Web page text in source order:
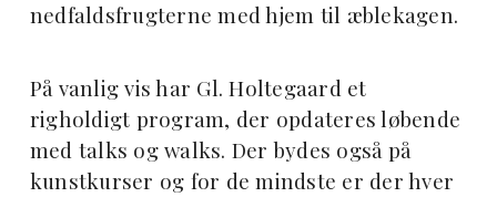
nedfaldsfrugterne med hjem til æblekagen.
På vanlig vis har Gl. Holtegaard et
righoldigt program, der opdateres løbende
med talks og walks. Der bydes også på
kunstkurser og for de mindste er der hver